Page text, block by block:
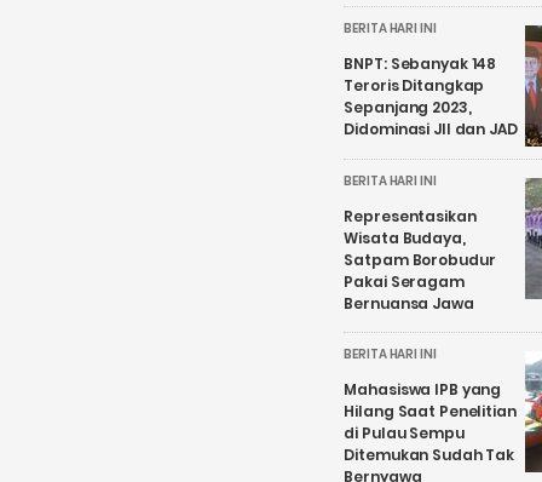
BERITA HARI INI
BNPT: Sebanyak 148
Teroris Ditangkap
Sepanjang 2023,
Didominasi JII dan JAD
BERITA HARI INI
Representasikan
Wisata Budaya,
Satpam Borobudur
Pakai Seragam
Bernuansa Jawa
BERITA HARI INI
Mahasiswa IPB yang
Hilang Saat Penelitian
di Pulau Sempu
Ditemukan Sudah Tak
Bernyawa